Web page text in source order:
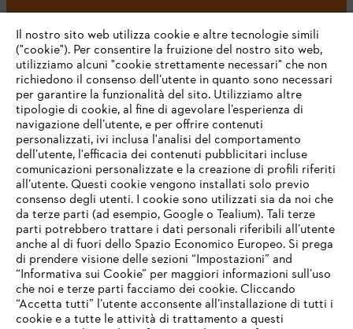
#STIHL
L’azienda
STIHL FAQ
Service
IHR BROWSER WIRD NICHT
UNTERSTÜTZT
Il nostro sito web utilizza cookie e altre tecnologie simili
("cookie"). Per consentire la fruizione del nostro sito web,
utilizziamo alcuni "cookie strettamente necessari" che non
richiedono il consenso dell’utente in quanto sono necessari
per garantire la funzionalità del sito. Utilizziamo altre
tipologie di cookie, al fine di agevolare l’esperienza di
navigazione dell’utente, e per offrire contenuti
personalizzati, ivi inclusa l'analisi del comportamento
dell’utente, l'efficacia dei contenuti pubblicitari incluse
comunicazioni personalizzate e la creazione di profili riferiti
all’utente. Questi cookie vengono installati solo previo
consenso degli utenti. I cookie sono utilizzati sia da noi che
da terze parti (ad esempio, Google o Tealium). Tali terze
parti potrebbero trattare i dati personali riferibili all’utente
anche al di fuori dello Spazio Economico Europeo. Si prega
di prendere visione delle sezioni “Impostazioni” and
“Informativa sui Cookie” per maggiori informazioni sull’uso
che noi e terze parti facciamo dei cookie. Cliccando
“Accetta tutti” l’utente acconsente all’installazione di tutti i
cookie e a tutte le attività di trattamento a questi